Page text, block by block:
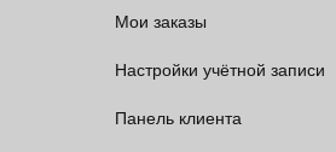
Мои заказы
Настройки учётной записи
Панель клиента